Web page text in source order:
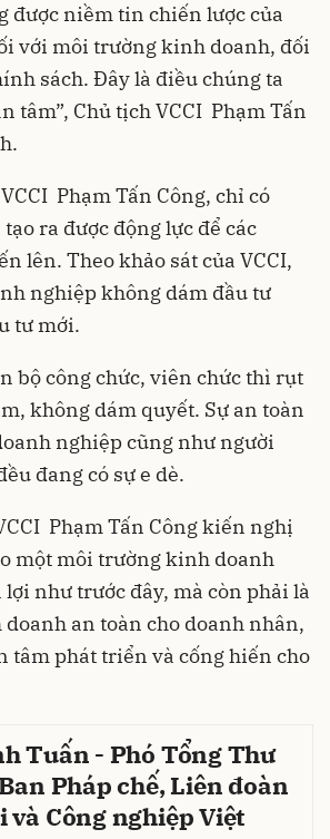
được niềm tin chiến lược của
với môi trường kinh doanh, đối
sách. Đây là điều chúng ta
tâm”, Chủ tịch VCCI Phạm Tấn
Phạm Tấn Công, chỉ có
ra được động lực để các
lên. Theo khảo sát của VCCI,
nghiệp không dám đầu tư
tư mới.
bộ công chức, viên chức thì rụt
không dám quyết. Sự an toàn
nghiệp cũng như người
đang có sự e dè.
Phạm Tấn Công kiến nghị
một môi trường kinh doanh
như trước đây, mà còn phải là
an toàn cho doanh nhân,
tâm phát triển và cống hiến cho
Tuấn - Phó Tổng Thư
Pháp chế, Liên đoàn
và Công nghiệp Việt